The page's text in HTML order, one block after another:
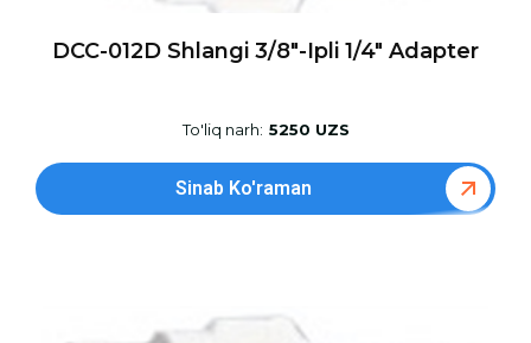
DCC-012D Shlangi 3/8″-Ipli 1/4″ Adapter
To'liq narh: 5250 UZS
Sinab Ko'raman